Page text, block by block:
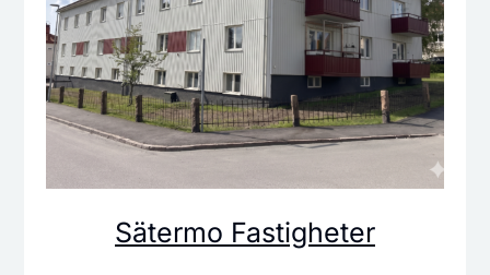
Sätermo Fastigheter